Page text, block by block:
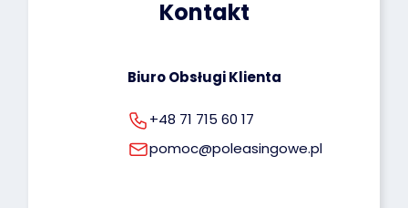
rodo@poleasingowe.pl
Kontakt
Biuro Obsługi Klienta
+48 71 715 60 17
pomoc@poleasingowe.pl